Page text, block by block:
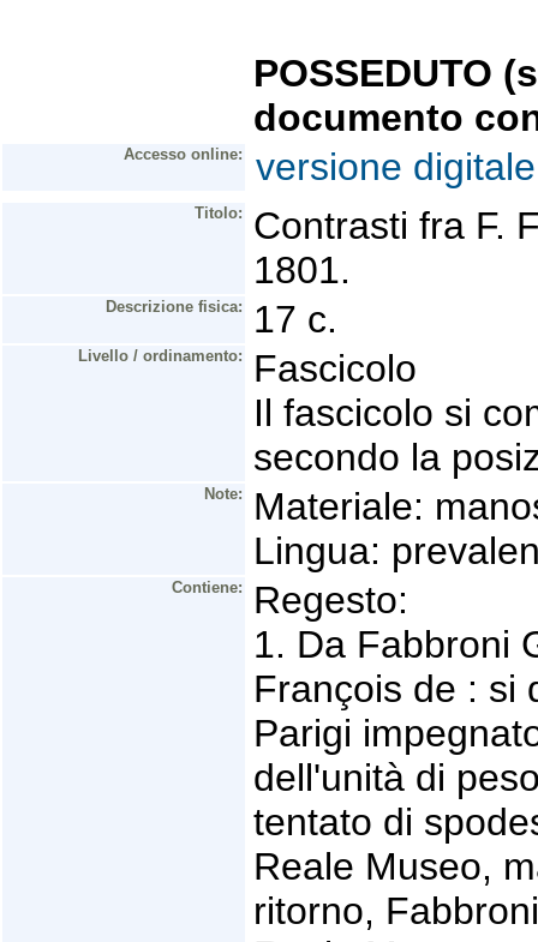
POSSEDUTO
documento
Accesso online: versione digitale
Titolo:
Contrasti fra F.
1801.
Descrizione fisica: 17 c.
Livello / ordinamento:
Fascicolo
Il fascicolo si
secondo la
Note:
Materiale:
Lingua:
Contiene:
Regesto:
1. Da Fabbroni
François de : si
Parigi
dell'unità di
tentato di
Reale Museo,
ritorno,